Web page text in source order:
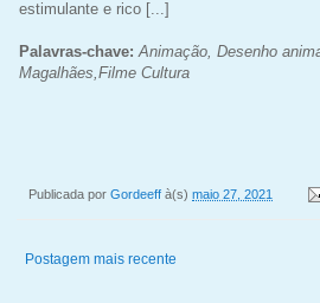
estimulante e rico [...]
Palavras-chave: Animação, Desenho
Magalhães, Filme Cultura
Publicada por Gordeeff à(s) maio 27, 2021
Postagem mais recente